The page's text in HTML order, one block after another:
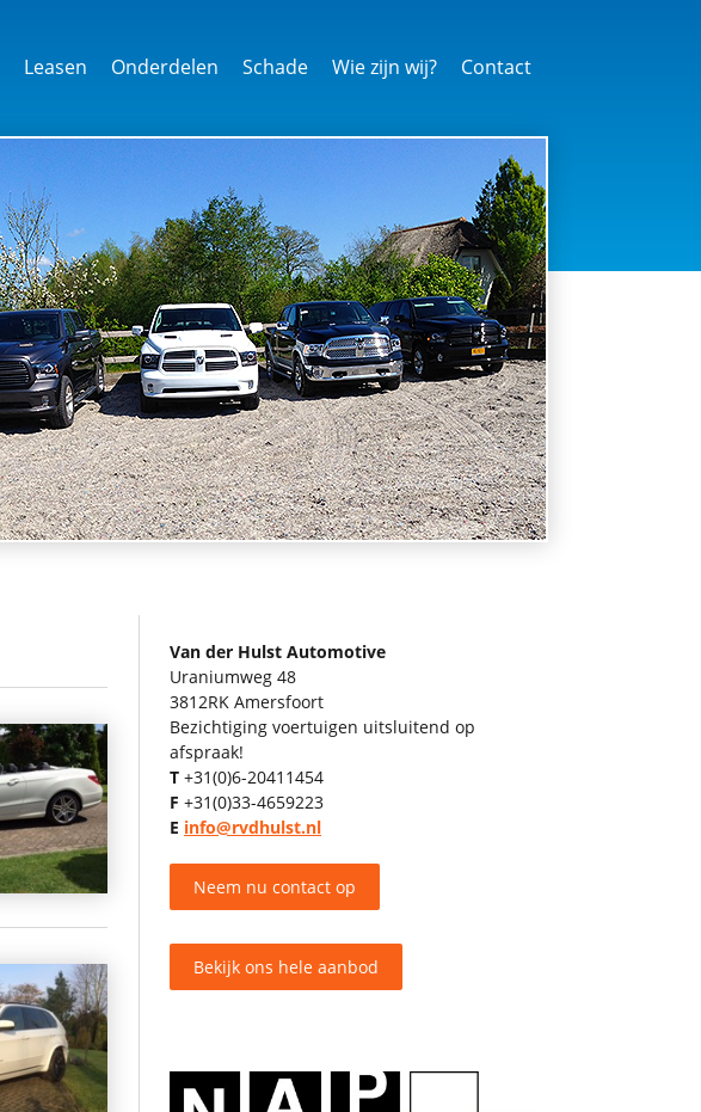
Leasen Onderdelen Schade Wie zijn wij? Contact
Van der Hulst Automotive
Uraniumweg 48
3812RK Amersfoort
Bezichtiging voertuigen uitsluitend op
afspraak!
T +31(0)6-20411454
F +31(0)33-4659223
E info@rvdhulst.nl
Neem nu contact op
Bekijk ons hele aanbod